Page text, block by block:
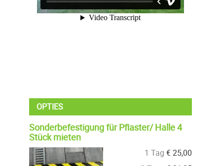
OPTIES
Sonderbefestigung für Pflaster/ Halle 4
Stück mieten
1 Tag €25,00